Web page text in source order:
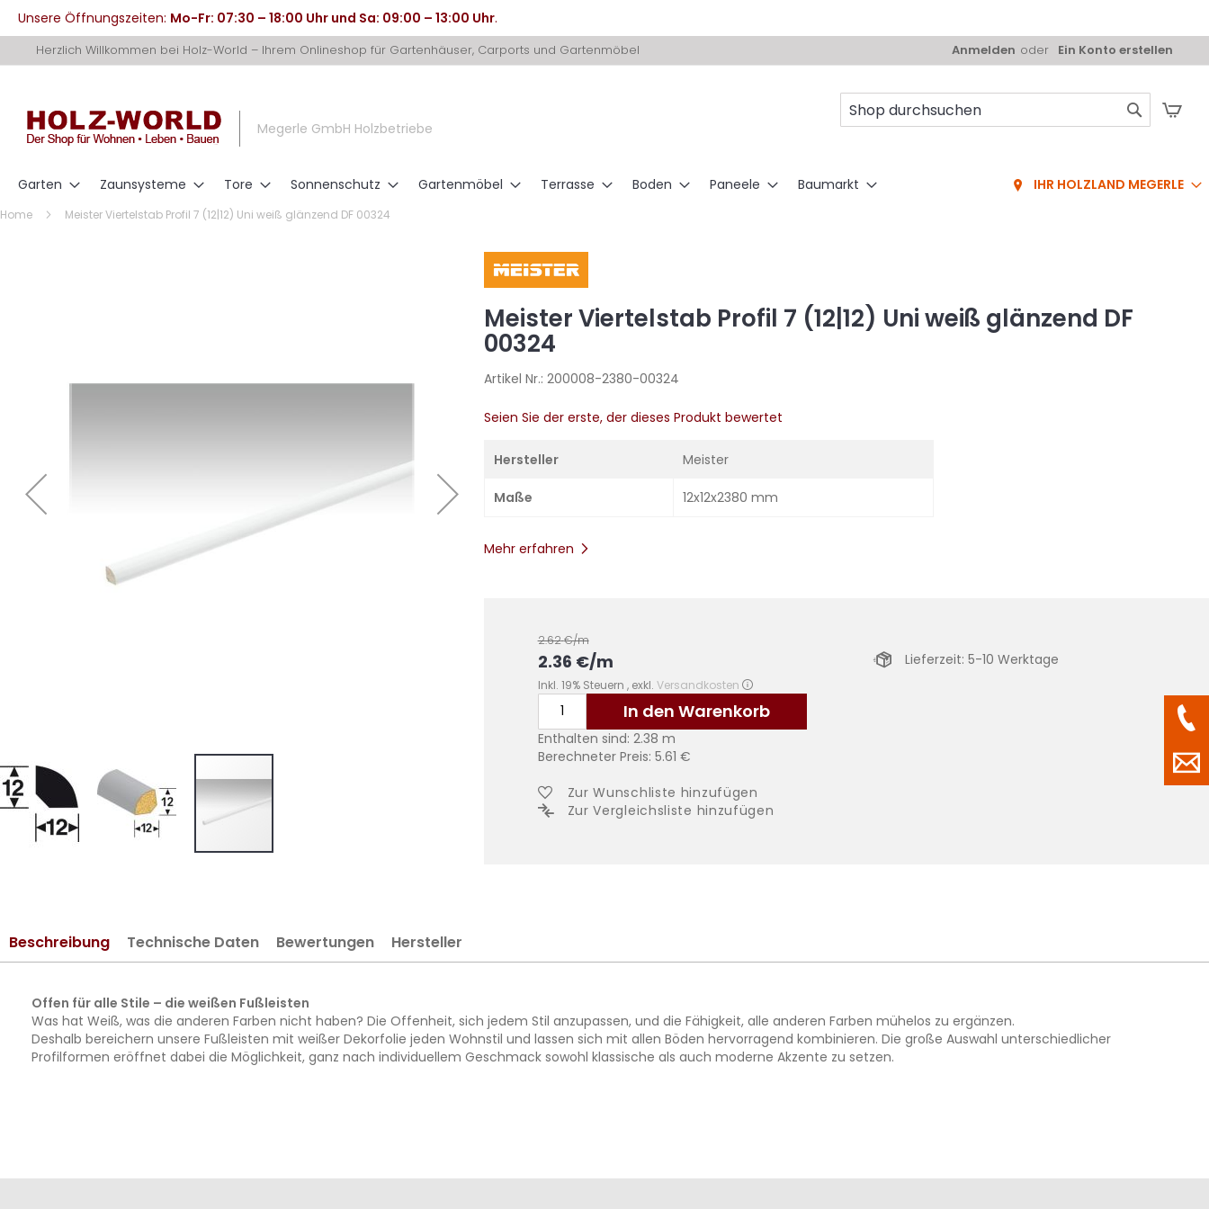
Unsere Öffnungszeiten: Mo-Fr: 07:30 – 18:00 Uhr und Sa: 09:00 – 13:00 Uhr.
zum
Herzlich Willkommen bei Holz-World – Ihrem Onlineshop für Gartenhäuser, Carports und Gartenmöbel Anmelden Ein Konto erstellen
Megerle GmbH Holzbetriebe
Garten Zaunsysteme Tore Sonnenschutz Gartenmöbel Terrasse Boden Paneele Baumarkt IHR HOLZLAND MEGERLE
Home Meister Viertelstab Profil 7 (12|12) Uni weiß glänzend DF 00324
Bildergalerie
springen
Meister Viertelstab Profil 7 (12|12) Uni weiß glänzend DF
00324
Artikel Nr.: 200008-2380-00324
Seien Sie der erste, der dieses Produkt bewertet
Hersteller Meister
Maße 12x12x2380 mm
Mehr erfahren
2.62€/m
2.36 €/m
Inkl. 19% Steuern , exkl. Versandkosten
In den Warenkorb
Enthalten sind: 2.38 m
Berechneter Preis: 5.61 €
Lieferzeit: 5-10 Werktage
Zur Wunschliste hinzufügen
Zur Vergleichsliste hinzufügen
Beschreibung
Offen für alle Stile – die weißen Fußleisten
Was hat Weiß, was die anderen Farben nicht haben? Die Offenheit, sich jedem Stil anzupassen, und die Fähigkeit, alle anderen Farben mühelos zu ergänzen.
Deshalb bereichern unsere Fußleisten mit weißer Dekorfolie jeden Wohnstil und lassen sich mit allen Böden hervorragend kombinieren. Die große Auswahl unterschiedlicher
Profilformen eröffnet dabei die Möglichkeit, ganz nach individuellem Geschmack sowohl klassische als auch moderne Akzente zu setzen.
Technische Daten Bewertungen Hersteller